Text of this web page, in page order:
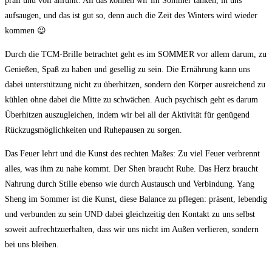
aufsaugen, und das ist gut so, denn auch die Zeit des Winters wird wieder
kommen 😉
Durch die TCM-Brille betrachtet geht es im SOMMER vor allem darum, zu
Genießen, Spaß zu haben und gesellig zu sein. Die Ernährung kann uns
dabei unterstützung nicht zu überhitzen, sondern den Körper ausreichend zu
kühlen ohne dabei die Mitte zu schwächen. Auch psychisch geht es darum
Überhitzen auszugleichen, indem wir bei all der Aktivität für genügend
Rückzugsmöglichkeiten und Ruhepausen zu sorgen.
Das Feuer lehrt und die Kunst des rechten Maßes: Zu viel Feuer verbrennt
alles, was ihm zu nahe kommt. Der Shen braucht Ruhe. Das Herz braucht
Nahrung durch Stille ebenso wie durch Austausch und Verbindung. Yang
Sheng im Sommer ist die Kunst, diese Balance zu pflegen: präsent, lebendig
und verbunden zu sein UND dabei gleichzeitig den Kontakt zu uns selbst
soweit aufrechtzuerhalten, dass wir uns nicht im Außen verlieren, sondern
bei uns bleiben.